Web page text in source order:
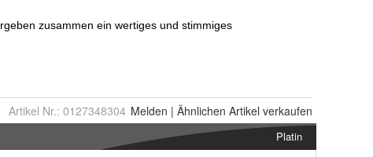
Artikel Nr.: 0127348304 Melden | Ähnlichen Artikel verkaufen
Platin